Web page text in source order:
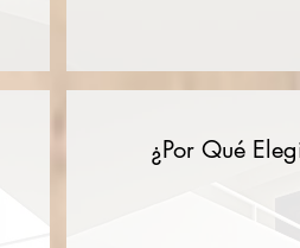
¿Por Qué